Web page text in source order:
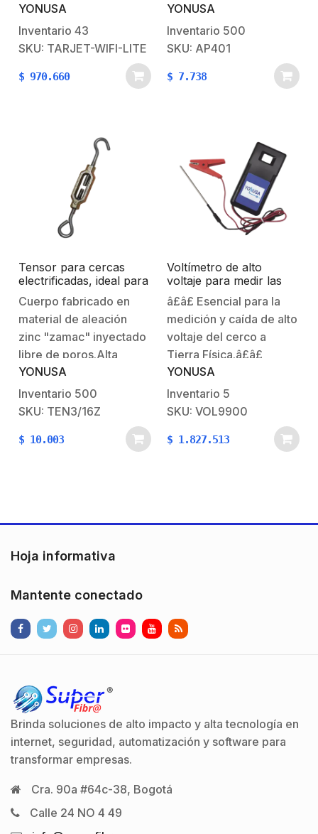
de forma remota por
medio de nuestro
dispositivo móvil lo cual
sinfín de usos al
nuestra herramienta
‘CALCULADOR DE
ELECTRICOS’…
YONUSA
Inventario 43
SKU: TARJET-WIFI-LITE
$ 970.660
tropicalizado
electrolítico (diametro
1/4").Resistencia a la
tensión aprox. 70kgs –
120kgs.Diseñado para
policarbonato,
durabilidad al medio
ambiente, protección
contra rayos UV,…
YONUSA
Inventario 500
SKU: AP401
$ 7.738
Tensor para cercas
electrificadas, ideal para
mantener siempre una
Tensión Efectiva.
Cuerpo fabricado en
material de aleación
zinc "zamac" inyectado
libre de poros.Alta
resistencia a la
corrosión y el medio
ambiente por su
acabado tropicalizado
electrolítico
de 18
milésimas.Resistencia
YONUSA
Inventario 500
SKU: TEN3/16Z
$ 10.003
Voltímetro de alto
voltaje para medir las
lineas del cerco
eléctrico.
â£â£ Esencial para la
medición y caída de alto
voltaje del cerco a
Tierra Física.â£â£
Circuito de variación de
impedancia, para la
correcta evaluación del
Tierra.â£â£ Rango de
YONUSA
Inventario 5
SKU: VOL9900
$ 1.827.513
Hoja informativa
Mantente conectado
Brinda soluciones de alto impacto y alta tecnología en
internet, seguridad, automatización y software para
transformar empresas.
Cra. 90a #64c-38, Bogotá
Calle 24 NO 4 49